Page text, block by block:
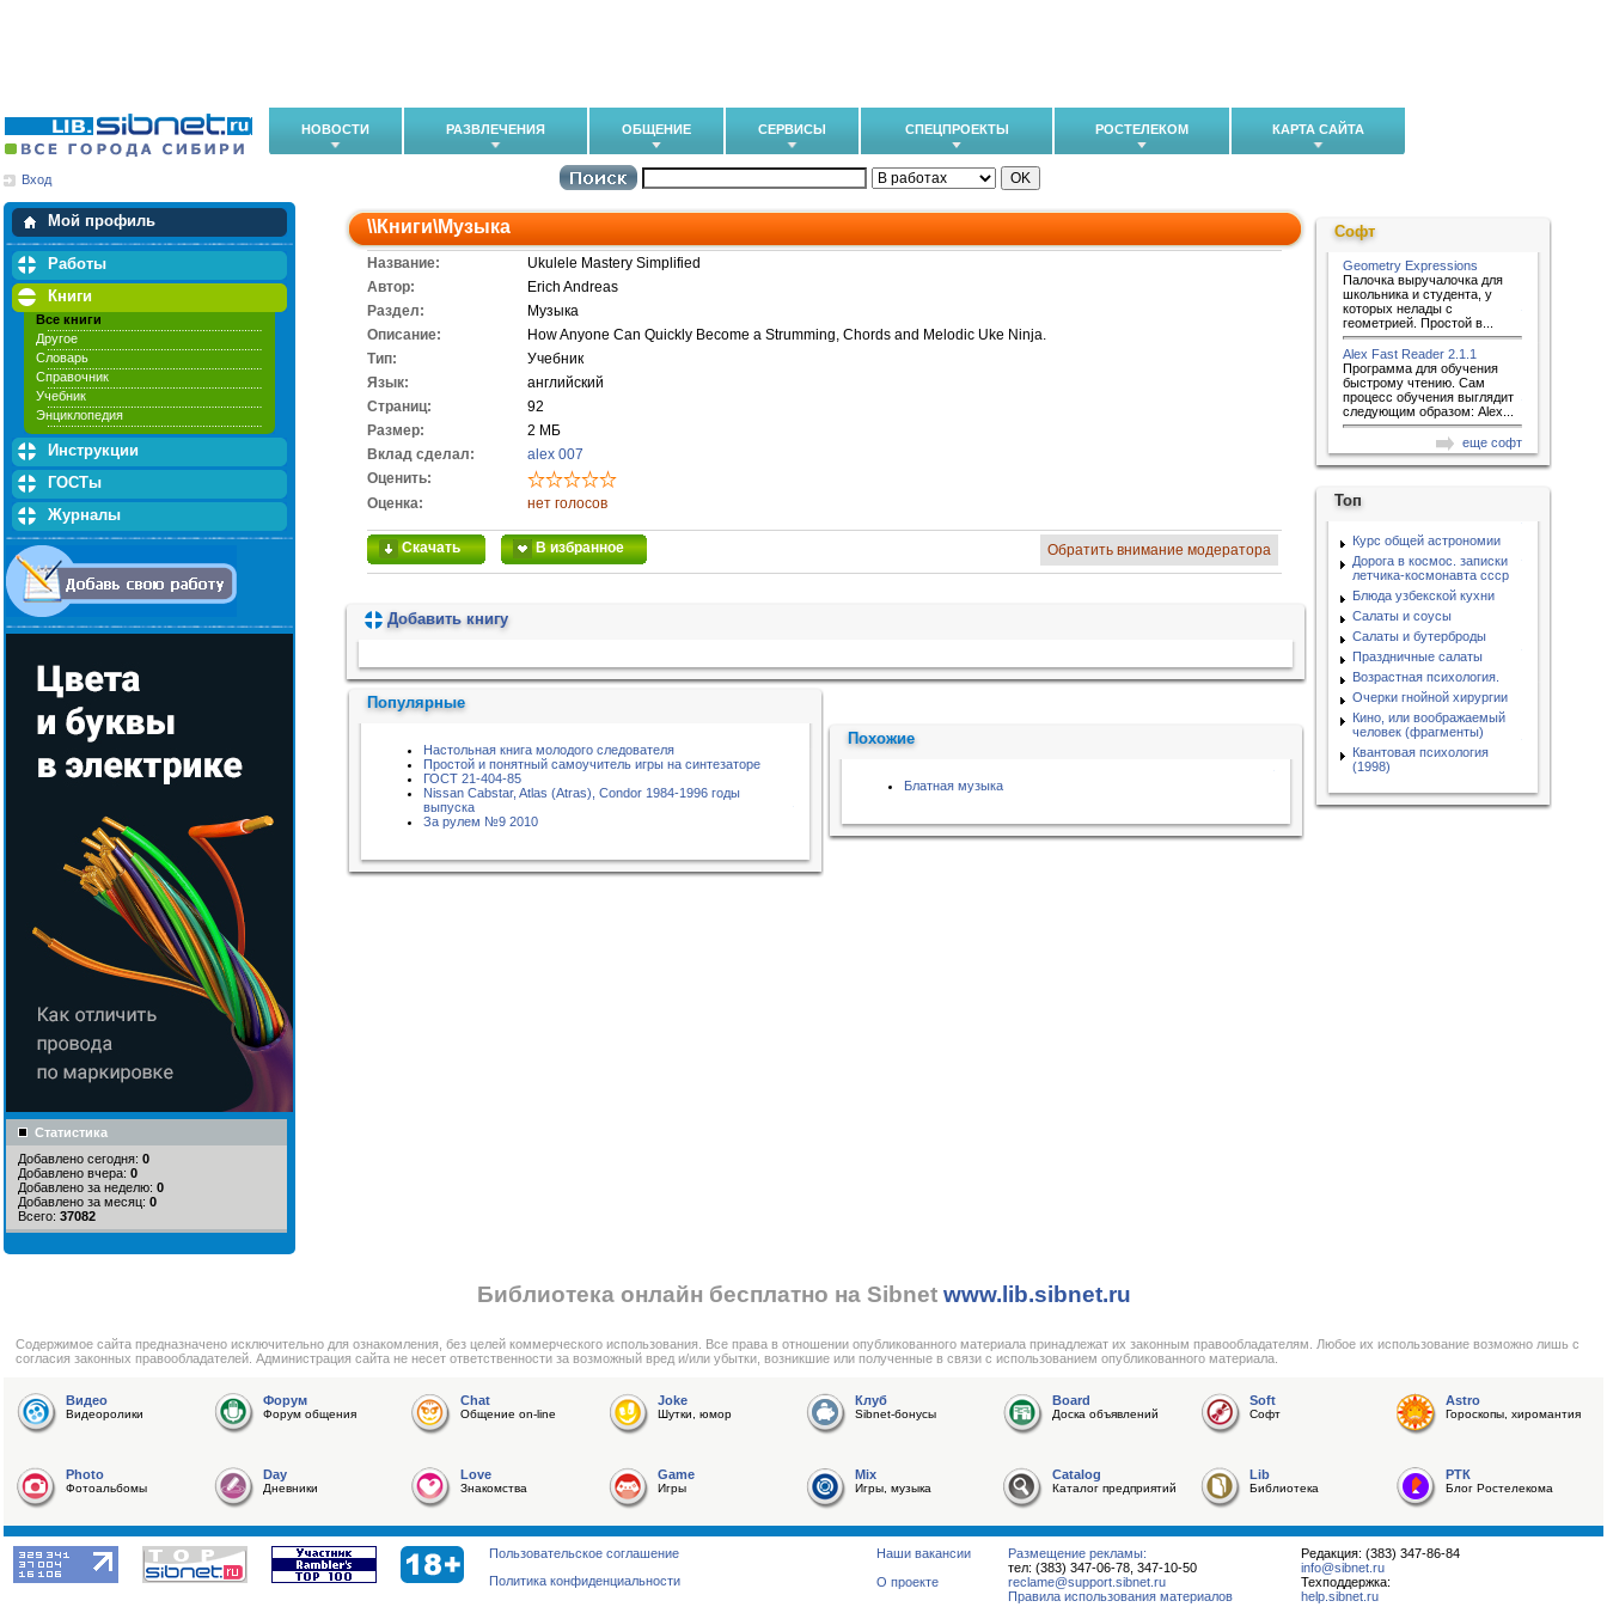
НОВОСТИ РАЗВЛЕЧЕНИЯ ОБЩЕНИЕ СЕРВИСЫ СПЕЦПРОЕКТЫ РОСТЕЛЕКОМ КАРТА САЙТА
Вход
Мой профиль
Мои закладки
Работы
Книги
Все книги
Другое
Словарь
Справочник
Учебник
Энциклопедия
Инструкции
ГОСТы
Журналы
Статистика
Добавлено сегодня: 0
Добавлено вчера: 0
Добавлено за неделю: 0
Добавлено за месяц: 0
Всего: 37082
\\Книги\Музыка
Название:
Ukulele Mastery Simplified
Автор:
Erich Andreas
Раздел:
Музыка
Описание:
How Anyone Can Quickly Become a Strumming, Chords and Melodic Uke Ninja.
Тип:
Учебник
Язык:
английский
Cтраниц:
92
Размер:
2 МБ
Вклад сделал:
alex 007
Оценить:
Оценка:
нет голосов
Скачать В избранное Обратить внимание модератора
Добавить книгу
Популярные
Настольная книга молодого следователя
Простой и понятный самоучитель игры на синтезаторе
ГОСТ 21-404-85
Nissan Cabstar, Atlas (Atras), Condor 1984-1996 годы
выпуска
За рулем №9 2010
Похожие
Блатная музыка
Софт
Geometry Expressions
Палочка выручалочка для
школьника и студента, у
которых нелады с
геометрией. Простой в...
Alex Fast Reader 2.1.1
Программа для обучения
быстрому чтению. Сам
процесс обучения выглядит
следующим образом: Alex...
еще софт
Топ
Курс общей астрономии
Дорога в космос. записки
летчика-космонавта ссср
Блюда узбекской кухни
Салаты и соусы
Салаты и бутерброды
Праздничные салаты
Возрастная психология.
Очерки гнойной хирургии
Кино, или воображаемый
человек (фрагменты)
Квантовая психология
(1998)
Библиотека онлайн бесплатно на Sibnet www.lib.sibnet.ru
Cодержимое сайта предназначено исключительно для ознакомления, без целей коммерческого использования. Все права в отношении опубликованного материала принадлежат их законным правообладателям. Любое их использование возможно лишь с
согласия законных правообладателей. Администрация сайта не несет ответственности за возможный вред и/или убытки, возникшие или полученные в связи с использованием опубликованного материала.
Видео
Видеоролики
Форум
Форум общения
Chat
Общение on-line
Joke
Шутки, юмор
Клуб
Sibnet-бонусы
Board
Доска объявлений
Soft
Софт
Astro
Гороскопы, хиромантия
Photo
Фотоальбомы
Day
Дневники
Love
Знакомства
Game
Игры
Mix
Игры, музыка
Catalog
Каталог предприятий
Lib
Библиотека
РТК
Блог Ростелекома
Редакция: (383) 347-86-84
info@sibnet.ru
Техподдержка:
help.sibnet.ru
Размещение рекламы:
тел: (383) 347-06-78, 347-10-50
reclame@support.sibnet.ru
Правила использования материалов
Наши вакансии
О проекте
Пользовательское соглашение
Политика конфиденциальности